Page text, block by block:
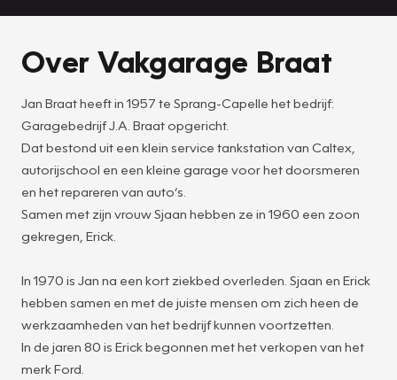
Over Vakgarage Braat
Jan Braat heeft in 1957 te Sprang-Capelle het bedrijf:
Garagebedrijf J.A. Braat opgericht.
Dat bestond uit een klein service tankstation van Caltex,
autorijschool en een kleine garage voor het doorsmeren
en het repareren van auto’s.
Samen met zijn vrouw Sjaan hebben ze in 1960 een zoon
gekregen, Erick.
In 1970 is Jan na een kort ziekbed overleden. Sjaan en Erick
hebben samen en met de juiste mensen om zich heen de
werkzaamheden van het bedrijf kunnen voortzetten.
In de jaren 80 is Erick begonnen met het verkopen van het
merk Ford.